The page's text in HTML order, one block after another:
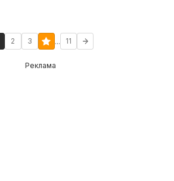
2 3 ... 11
Реклама